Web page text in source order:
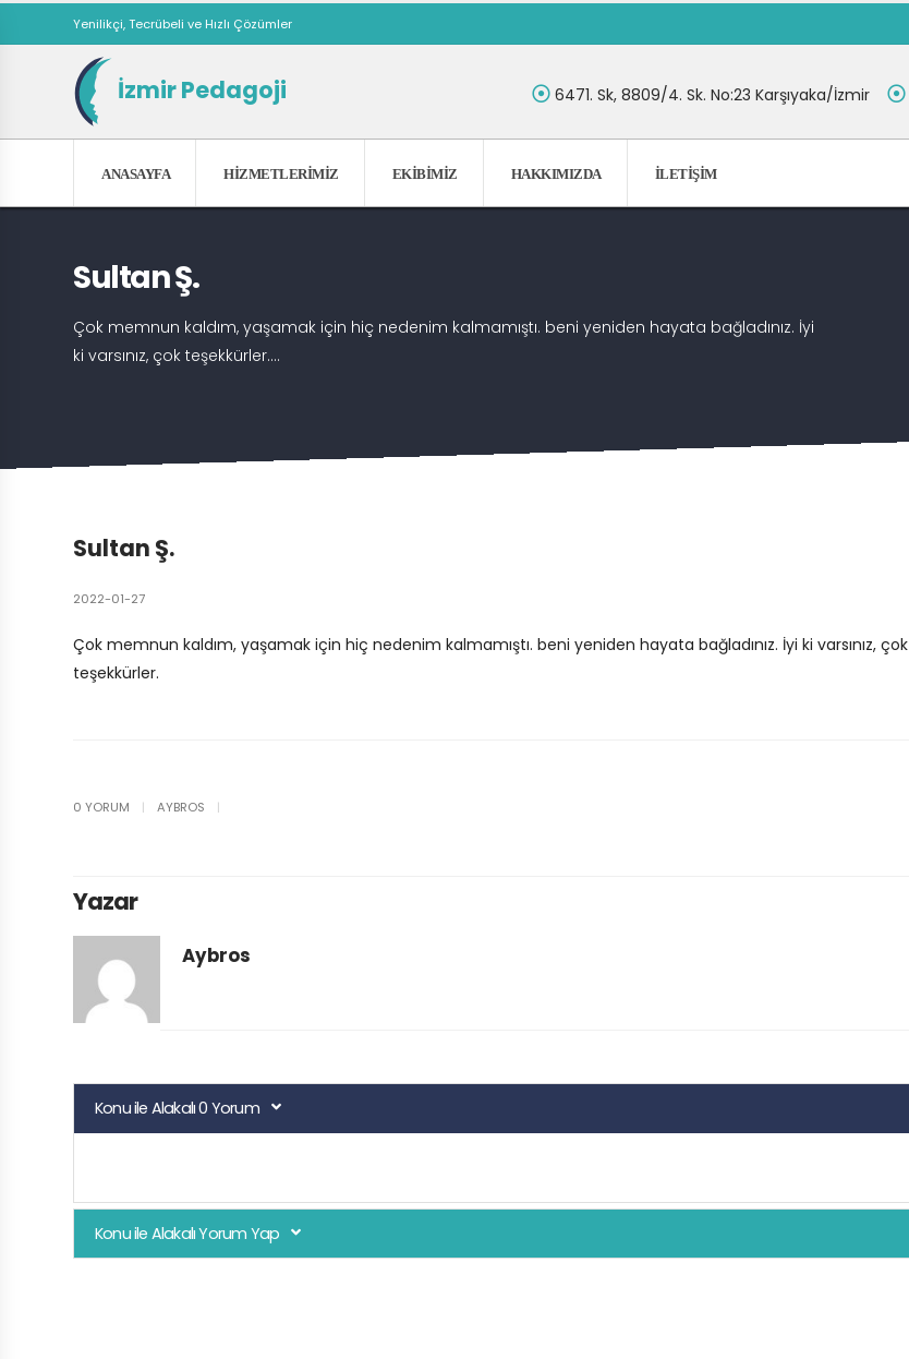
Yenilikçi, Tecrübeli ve Hızlı Çözümler
İzmir Pedagoji 6471. Sk, 8809/4. Sk. No:23 Karşıyaka/İzmir
ANASAYFA HIZMETLERIMIZ EKIBIMIZ HAKKIMIZDA İLETIŞIM
Sultan Ş.
Çok memnun kaldım, yaşamak için hiç nedenim kalmamıştı. beni yeniden hayata bağladınız. İyi
ki varsınız, çok teşekkürler....
Sultan Ş.
2022-01-27
Çok memnun kaldım, yaşamak için hiç nedenim kalmamıştı. beni yeniden hayata bağladınız. İyi ki varsınız, çok
teşekkürler.
0 YORUM | AYBROS |
Yazar
Aybros
Konu ile Alakalı 0 Yorum
Konu ile Alakalı Yorum Yap